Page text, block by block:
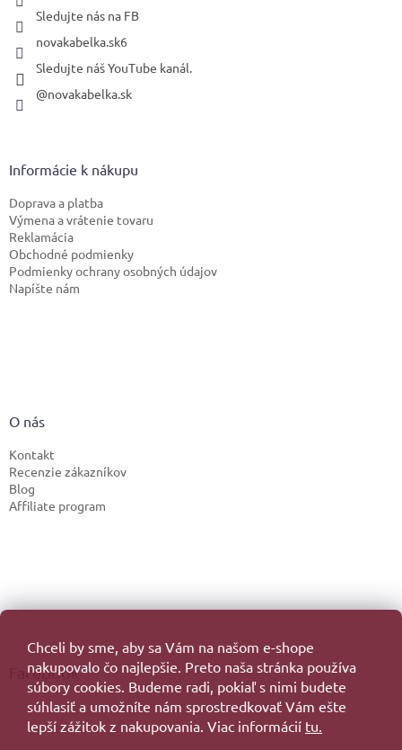
Chceli by sme, aby sa Vám na našom e-shope
nakupovalo čo najlepšie. Preto naša stránka používa
súbory cookies. Budeme radi, pokiaľ s nimi budete
súhlasiť a umožníte nám sprostredkovať Vám ešte
lepší zážitok z nakupovania. Viac informácií tu.
Sledujte nás na FB
novakabelka.sk6
Sledujte náš YouTube kanál.
@novakabelka.sk
Informácie k nákupu
Doprava a platba
Výmena a vrátenie tovaru
Reklamácia
Obchodné podmienky
Podmienky ochrany osobných údajov
Napíšte nám
O nás
Kontakt
Recenzie zákazníkov
Blog
Affiliate program
Facebook